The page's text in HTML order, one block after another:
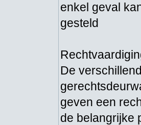
enkel geval
gesteld
De
geven een
de belangrijke